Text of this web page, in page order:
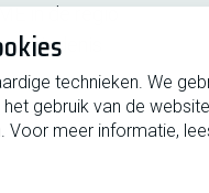
technieken. We
gebruik van de
Voor meer informatie,
in de regio